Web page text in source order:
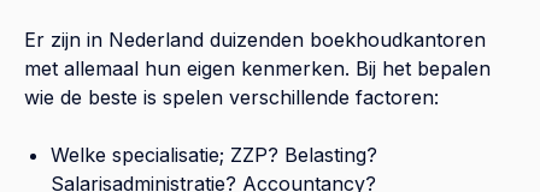
Er zijn in Nederland duizenden boekhoudkantoren
met allemaal hun eigen kenmerken. Bij het bepalen
wie de beste is spelen verschillende factoren:
Welke specialisatie; ZZP? Belasting?
Salarisadministratie? Accountancy?